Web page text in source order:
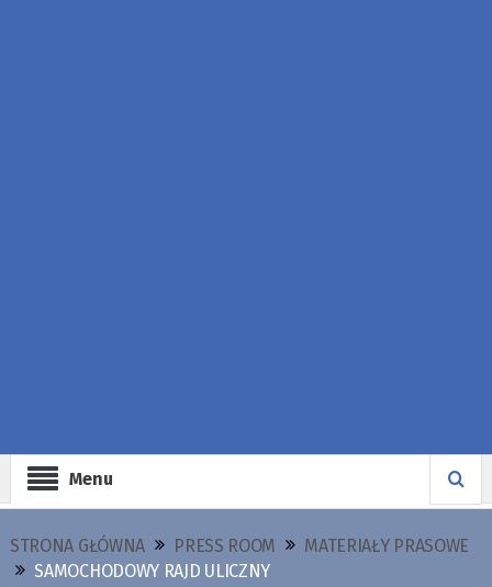
Menu
STRONA GŁÓWNA PRESS ROOM
MATERIAŁY PRASOWE
SAMOCHODOWY RAJD ULICZNY